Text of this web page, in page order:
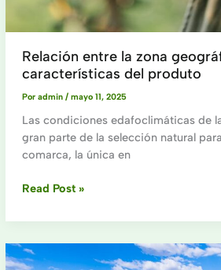
Relación entre la zona
características del produto
Por admin / mayo 11, 2025
Las condiciones edafoclimáticas de
gran parte de la selección natural
comarca, la única en
Relación
la
geográfica
Read Post »